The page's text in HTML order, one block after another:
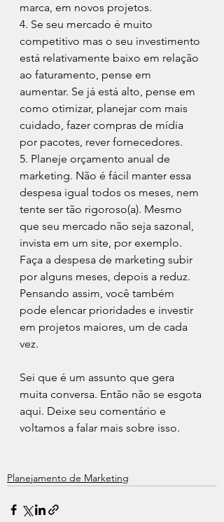
marca, em novos projetos.
4. Se seu mercado é muito
competitivo mas o seu investimento
está relativamente baixo em relação
ao faturamento, pense em
aumentar. Se já está alto, pense em
como otimizar, planejar com mais
cuidado, fazer compras de mídia
por pacotes, rever fornecedores.
5. Planeje orçamento anual de
marketing. Não é fácil manter essa
despesa igual todos os meses, nem
tente ser tão rigoroso(a). Mesmo
que seu mercado não seja sazonal,
invista em um site, por exemplo.
Faça a despesa de marketing subir
por alguns meses, depois a reduz.
Pensando assim, você também
pode elencar prioridades e investir
em projetos maiores, um de cada
vez.
Sei que é um assunto que gera
muita conversa. Então não se esgota
aqui. Deixe seu comentário e
voltamos a falar mais sobre isso.
Planejamento de Marketing